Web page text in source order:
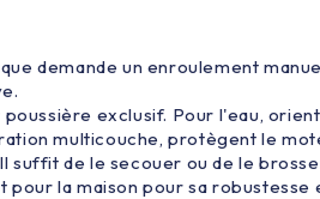
demande un enroulement
exclusif. Pour l'eau,
multicouche, protègent le
suffit de le secouer ou de le
pour la maison pour sa robustesse